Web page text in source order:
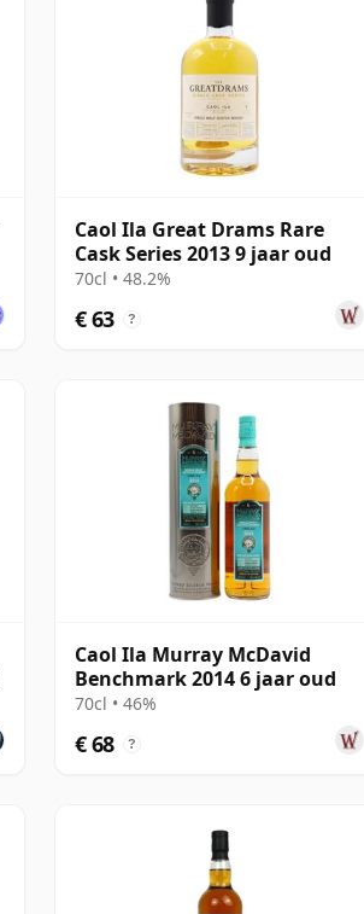
Caol Ila Great Drams Rare
Cask Series 2013 9 jaar oud
70cl • 48.2%
€ 63 ?
Caol Ila Murray McDavid
Benchmark 2014 6 jaar oud
70cl • 46%
€ 68 ?